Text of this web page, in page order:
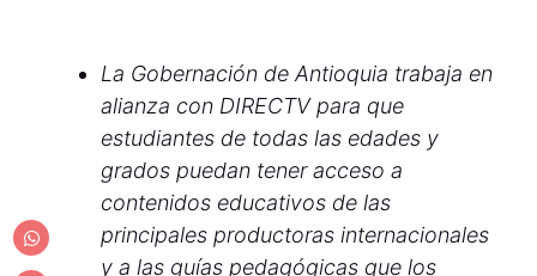
La Gobernación de Antioquia trabaja en
alianza con DIRECTV para que
estudiantes de todas las edades y
grados puedan tener acceso a
contenidos educativos de las
principales productoras internacionales
y a las guías pedagógicas que los